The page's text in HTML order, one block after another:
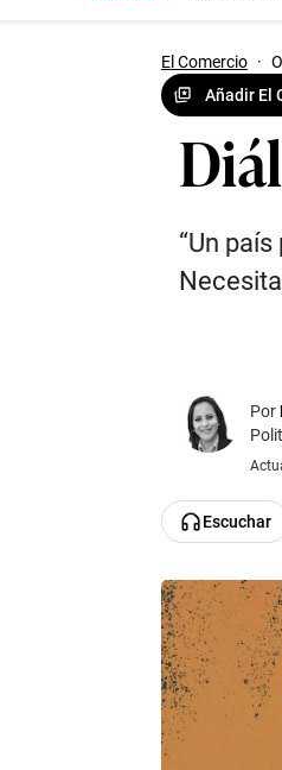
El Comercio ·
Añadir El
“Un
Por
Escuchar